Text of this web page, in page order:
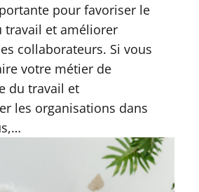
pour favoriser le
travail et améliorer
collaborateurs. Si vous
votre métier de
du travail et
les organisations dans